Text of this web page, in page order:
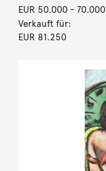
EUR 50.000- 70.000
Verkauft für:
EUR 81.250